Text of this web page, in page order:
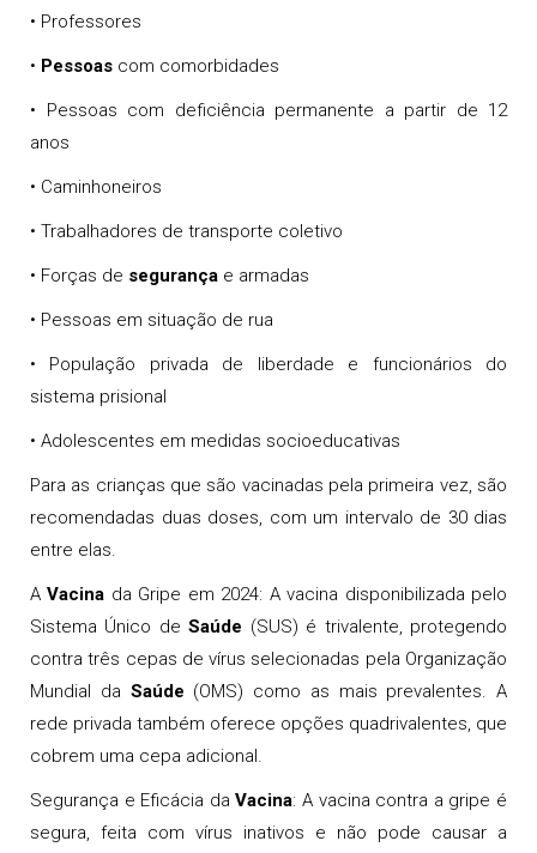
• Professores
• Pessoas com comorbidades
• Pessoas com deficiência permanente a partir de 12
anos
• Caminhoneiros
• Trabalhadores de transporte coletivo
• Forças de segurança e armadas
• Pessoas em situação de rua
• População privada de liberdade e funcionários do
sistema prisional
• Adolescentes em medidas socioeducativas
Para as crianças que são vacinadas pela primeira vez, são
recomendadas duas doses, com um intervalo de 30 dias
entre elas.
AVacina da Gripe em 2024: A vacina disponibilizada pelo
Sistema Único deSaúde (SUS) é trivalente, protegendo
contra três cepas de vírus selecionadas pela Organização
Mundial da Saúde (OMS) como as mais prevalentes. A
rede privada também oferece opções quadrivalentes, que
cobrem uma cepa adicional.
Segurança e Eficácia daVacina: A vacina contra a gripe é
segura, feita com vírus inativos e não pode causar a